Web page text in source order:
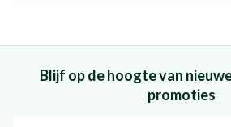
Blijf op de hoogte van
promoties